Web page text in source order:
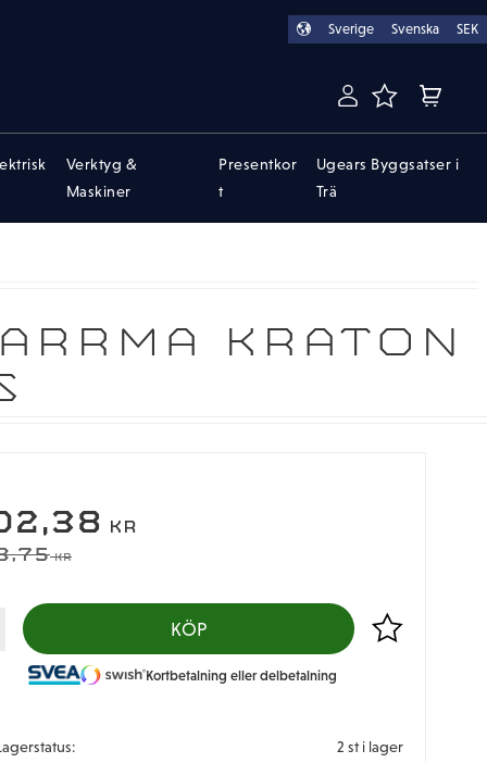
Sverige Svenska SEK
FAVORITER
Verktyg &
Maskiner
Presentkor
t
Ugears Byggsatser i
Trä
KRATON
PRIS:
KR
PRIS:
KR
KÖP Lägg till i
Kortbetalning eller delbetalning
2 st i lager